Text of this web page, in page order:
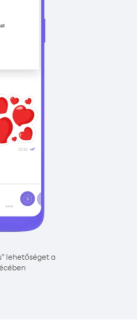
lehetőséget a